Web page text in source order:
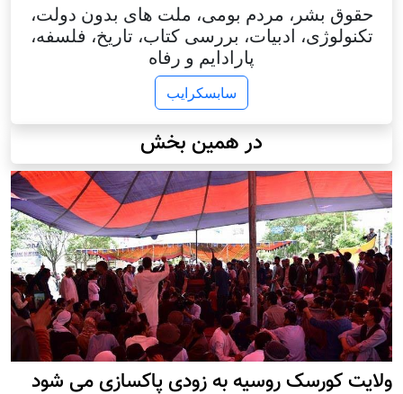
حقوق بشر، مردم بومی، ملت های بدون دولت،
تکنولوژی، ادبیات، بررسی کتاب، تاریخ، فلسفه،
پارادایم و رفاه
سابسکرایب
در همین بخش
ولایت کورسک روسیه به زودی پاکسازی می شود